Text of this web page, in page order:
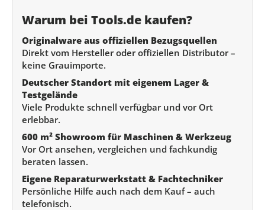
Warum bei Tools.de kaufen?
Originalware aus offiziellen Bezugsquellen
Direkt vom Hersteller oder offiziellen Distributor –
keine Grauimporte.
Deutscher Standort mit eigenem Lager &
Testgelände
Viele Produkte schnell verfügbar und vor Ort
erlebbar.
600 m² Showroom für Maschinen & Werkzeug
Vor Ort ansehen, vergleichen und fachkundig
beraten lassen.
Eigene Reparaturwerkstatt & Fachtechniker
Persönliche Hilfe auch nach dem Kauf – auch
telefonisch.